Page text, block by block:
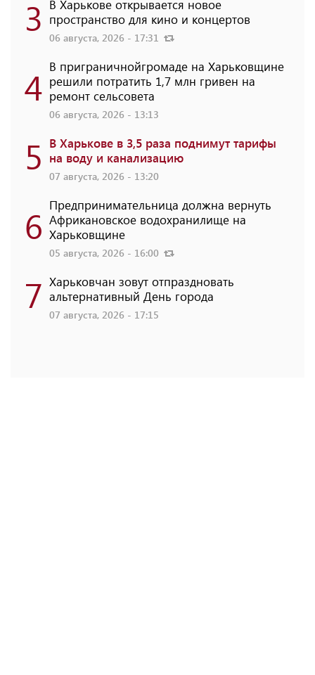
3 В Харькове открывается новое
пространство для кино и концертов
06 августа, 2026 - 17:31
4 В приграничнойгромаде на Харьковщине
решили потратить 1,7 млн ​​гривен на
ремонт сельсовета
06 августа, 2026 - 13:13
5 В Харькове в 3,5 раза поднимут тарифы
на воду и канализацию
07 августа, 2026 - 13:20
6 Предпринимательница должна вернуть
Африкановское водохранилище на
Харьковщине
05 августа, 2026 - 16:00
7 Харьковчан зовут отпраздновать
альтернативный День города
07 августа, 2026 - 17:15